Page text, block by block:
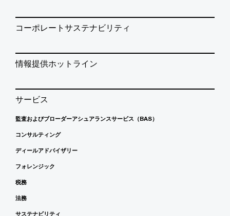
コーポレートサステナビリティ
情報提供ホットライン
サービス
監査およびブローダーアシュアランスサービス（BAS）
コンサルティング
ディールアドバイザリー
フォレンジック
税務
法務
サステナビリティ